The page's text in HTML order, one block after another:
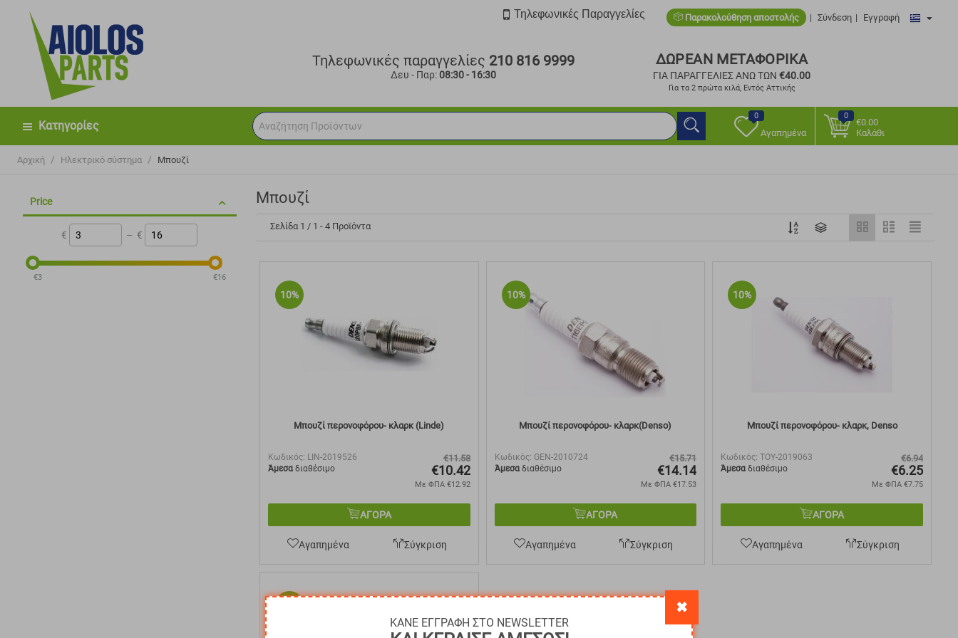
Παρακολούθηση αποστολής Σύνδεση Εγγραφή
Τηλεφωνικές Παραγγελίες
Τηλεφωνικές παραγγελίες 210 816 9999
Δευ - Παρ:08:30 - 16:30
ΔΩΡΕΑΝ ΜΕΤΑΦΟΡΙΚΑ
ΓΙΑ ΠΑΡΑΓΓΕΛΙΕΣ ΑΝΩ ΤΩΝ€40.00
Για τα 2 πρώτα κιλά, Εντός Αττικής
Κατηγορίες
0
Αγαπημένα
0
€0.00
Καλάθι
Αρχική / Ηλεκτρικό σύστημα / Μπουζί
Price
€ –€
‎€3 ‎€16
Μπουζί
Σελίδα 1 / 1 - 4 Προϊόντα
10%
Μπουζί περονοφόρου- κλαρκ (Linde)
Κωδικός: LIN-2019526
Άμεσαδιαθέσιμο
€11.58
€10.42
Με ΦΠΑ €12.92
ΑΓΟΡΑ
Αγαπημένα Σύγκριση
10%
Μπουζί περονοφόρου- κλαρκ(Denso)
Κωδικός: GEN-2010724
Άμεσαδιαθέσιμο
€15.71
€14.14
Με ΦΠΑ €17.53
ΑΓΟΡΑ
Αγαπημένα Σύγκριση
10%
Μπουζί περονοφόρου- κλαρκ, Denso
Κωδικός: TOY-2019063
Άμεσα διαθέσιμο
€6.94
€6.25
Με ΦΠΑ €7.75
ΑΓΟΡΑ
Αγαπημένα Σύγκριση
✖
ΚΑΝΕ ΕΓΓΡΑΦΗ ΣΤΟ NEWSLETTER